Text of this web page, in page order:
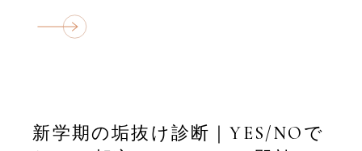
新学期の垢抜け診断｜YES/NOで